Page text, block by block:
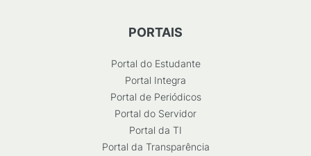
PORTAIS
Portal do Estudante
Portal Integra
Portal de Periódicos
Portal do Servidor
Portal da TI
Portal da Transparência